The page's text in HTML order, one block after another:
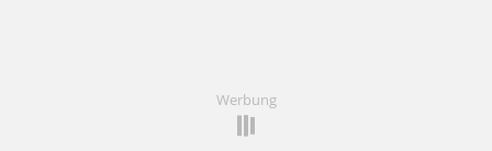
Werbung